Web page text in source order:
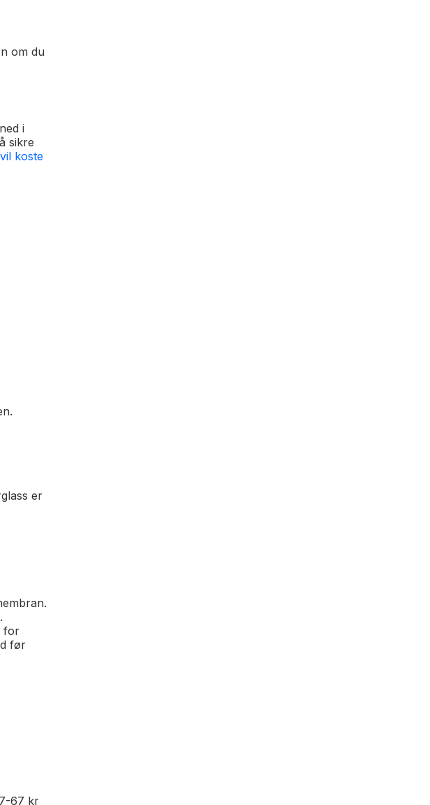
om du
i
sikre
koste
er
for
før
67 kr